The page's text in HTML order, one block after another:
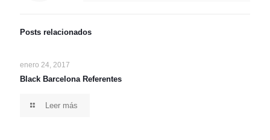
Posts relacionados
enero 24, 2017
Black Barcelona Referentes
Leer más